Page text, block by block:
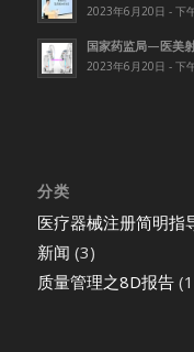
2023年6月20日 - 下
国家药监局—医美
2023年6月20日 - 下
分类
医疗器械注册简明指
新闻 (3)
质量管理之8D报告